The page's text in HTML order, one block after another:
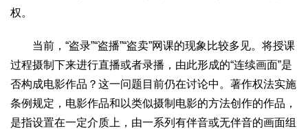
国际
生态
生态文明 能源资源 环境保护 地方生态 休闲旅游
视频
权。
当前，“盗录”“盗播”“盗卖”网课的现象比较多见。将授课
过程摄制下来进行直播或者录播，由此形成的“连续画面”是
否构成电影作品？这一问题目前仍在讨论中。著作权法实施
条例规定，电影作品和以类似摄制电影的方法创作的作品，
是指设置在一定介质上，由一系列有伴音或无伴音的画面组